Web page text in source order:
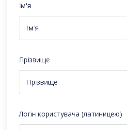
Ім'я
Прізвище
Логін користувача (латиницею)